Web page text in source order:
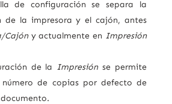
de configuración se separa la
de la impresora y el cajón, antes
Cajóny actualmente en Impresión
de la Impresiónse permite
número de copias por defecto de